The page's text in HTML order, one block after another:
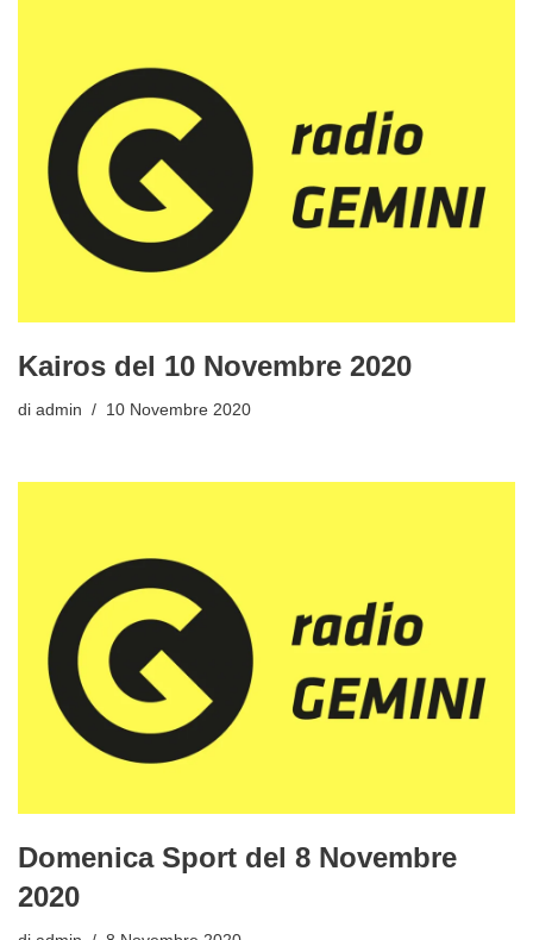
Kairos del 10 Novembre 2020
di admin 10 Novembre 2020
Domenica Sport del 8 Novembre
2020